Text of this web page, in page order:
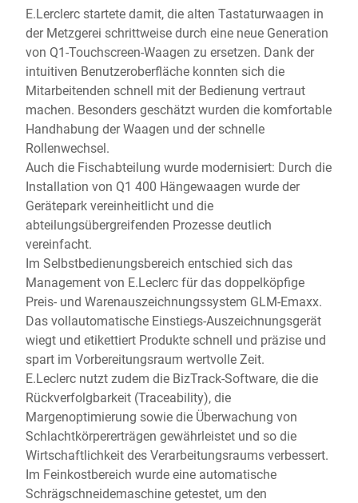
E.Lerclerc startete damit, die alten Tastaturwaagen in
der Metzgerei schrittweise durch eine neue Generation
von Q1-Touchscreen-Waagen zu ersetzen. Dank der
intuitiven Benutzeroberfläche konnten sich die
Mitarbeitenden schnell mit der Bedienung vertraut
machen. Besonders geschätzt wurden die komfortable
Handhabung der Waagen und der schnelle
Rollenwechsel.
Auch die Fischabteilung wurde modernisiert: Durch die
Installation von Q1 400 Hängewaagen wurde der
Gerätepark vereinheitlicht und die
abteilungsübergreifenden Prozesse deutlich
vereinfacht.
Im Selbstbedienungsbereich entschied sich das
Management von E.Leclerc für das doppelköpfige
Preis- und Warenauszeichnungssystem GLM-Emaxx.
Das vollautomatische Einstiegs-Auszeichnungsgerät
wiegt und etikettiert Produkte schnell und präzise und
spart im Vorbereitungsraum wertvolle Zeit.
E.Leclerc nutzt zudem die BizTrack-Software, die die
Rückverfolgbarkeit (Traceability), die
Margenoptimierung sowie die Überwachung von
Schlachtkörpererträgen gewährleistet und so die
Wirtschaftlichkeit des Verarbeitungsraums verbessert.
Im Feinkostbereich wurde eine automatische
Schrägschneidemaschine getestet, um den